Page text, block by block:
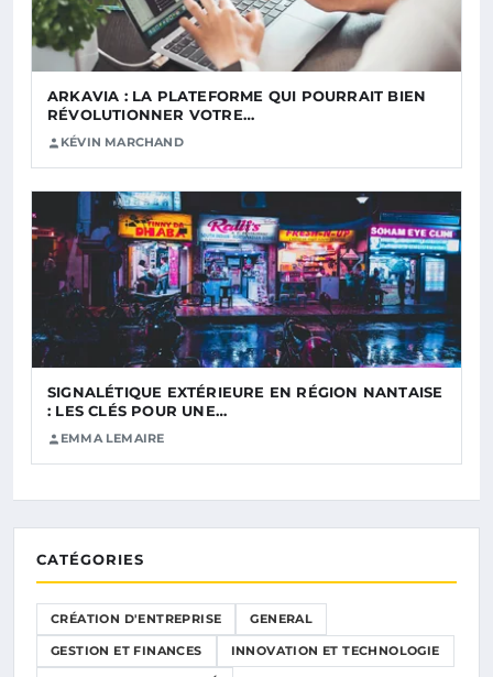
ARKAVIA : LA PLATEFORME QUI POURRAIT BIEN
RÉVOLUTIONNER VOTRE…
KÉVIN MARCHAND
SIGNALÉTIQUE EXTÉRIEURE EN RÉGION NANTAISE
: LES CLÉS POUR UNE…
EMMA LEMAIRE
CATÉGORIES
CRÉATION D'ENTREPRISE GENERAL
GESTION ET FINANCES INNOVATION ET TECHNOLOGIE